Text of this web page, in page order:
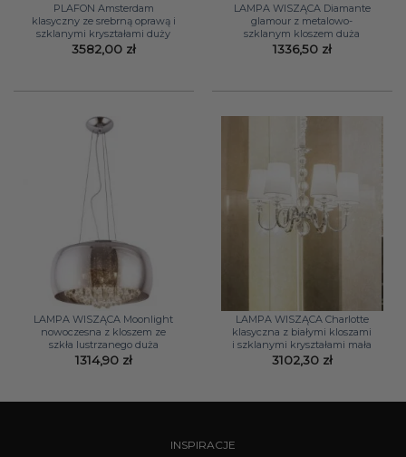
PLAFON Amsterdam
klasyczny ze srebrną oprawą i
szklanymi kryształami duży
3582,00 zł
LAMPA WISZĄCA Diamante
glamour z metalowo-
szklanym kloszem duża
1336,50 zł
LAMPA WISZĄCA Moonlight
nowoczesna z kloszem ze
szkła lustrzanego duża
1314,90 zł
LAMPA WISZĄCA Charlotte
klasyczna z białymi kloszami
i szklanymi kryształami mała
3102,30 zł
INSPIRACJE